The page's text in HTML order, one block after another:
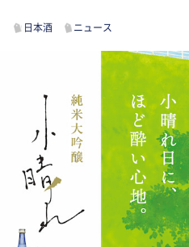
日本酒 ニュース